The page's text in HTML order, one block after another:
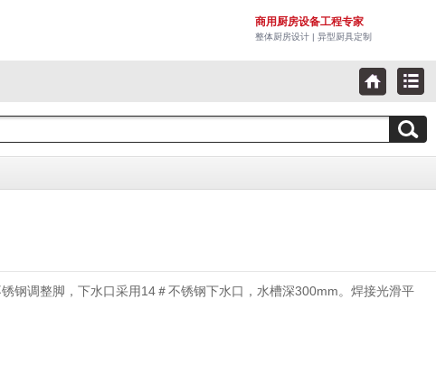
商用厨房设备工程专家
整体厨房设计 | 异型厨具定制
钢调整脚，下水口采用14＃不锈钢下水口，水槽深300mm。焊接光滑平